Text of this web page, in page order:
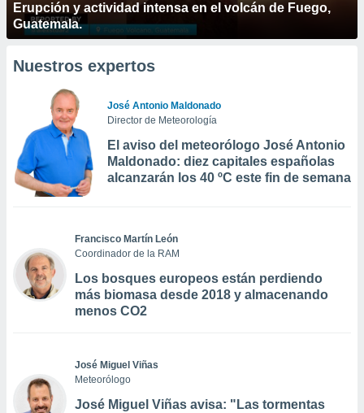
Erupción y actividad intensa en el volcán de Fuego,
Guatemala.
Nuestros expertos
José Antonio Maldonado
Director de Meteorología
El aviso del meteorólogo José Antonio
Maldonado: diez capitales españolas
alcanzarán los 40 ºC este fin de semana
Francisco Martín León
Coordinador de la RAM
Los bosques europeos están perdiendo
más biomasa desde 2018 y almacenando
menos CO2
José Miguel Viñas
Meteorólogo
José Miguel Viñas avisa: "Las tormentas